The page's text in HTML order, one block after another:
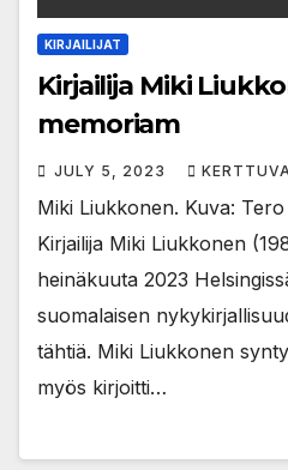
KIRJAILIJAT
Kirjailija Miki
memoriam
JULY 5, 2023
Miki Liukkonen. Kuva:
Kirjailija Miki Liukkonen
heinäkuuta 2023
suomalaisen
tähtiä. Miki Liukkonen
myös kirjoitti…